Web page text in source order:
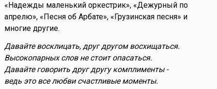
«Надежды маленький оркестрик», «Дежурный по
апрелю», «Песня об Арбате», «Грузинская песня» и
многие другие.
Давайте восклицать, друг другом восхищаться.
Высокопарных слов не стоит опасаться.
Давайте говорить друг другу комплименты -
ведь это все любви счастливые моменты.